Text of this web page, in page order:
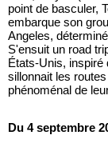
point de basculer,
embarque son
Angeles,
S'ensuit un road
États-Unis, inspiré
sillonnait les
phénoménal de
Du 4 septembre